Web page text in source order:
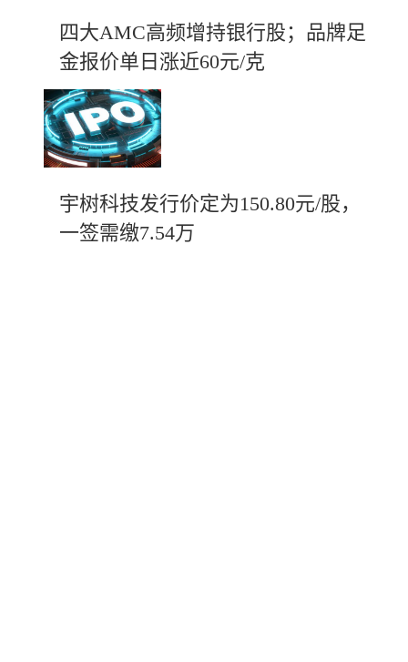
四大AMC高频增持银行股；品牌足
金报价单日涨近60元/克
宇树科技发行价定为150.80元/股，
一签需缴7.54万